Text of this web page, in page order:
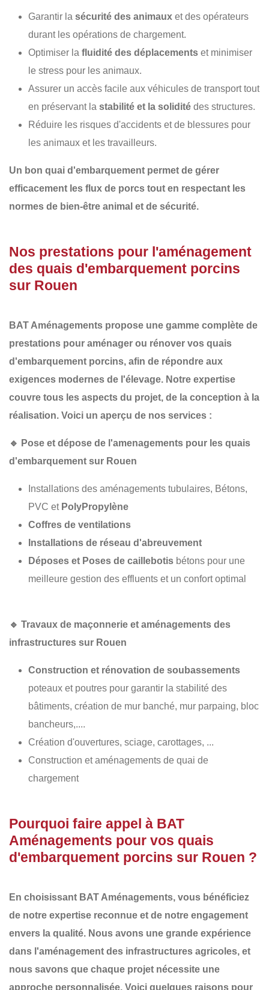
Garantir la sécurité des animaux et des opérateurs
durant les opérations de chargement.
Optimiser la fluidité des déplacements et minimiser
le stress pour les animaux.
Assurer un accès facile aux véhicules de transport tout
en préservant la stabilité et la solidité des structures.
Réduire les risques d'accidents et de blessures pour
les animaux et les travailleurs.
Un bon quai d'embarquement permet de gérer
efficacement les flux de porcs tout en respectant les
normes de bien-être animal et de sécurité.
Nos prestations pour l'aménagement
des quais d'embarquement porcins
sur Rouen
BAT Aménagements propose une gamme complète de
prestations pour aménager ou rénover vos quais
d'embarquement porcins, afin de répondre aux
exigences modernes de l'élevage. Notre expertise
couvre tous les aspects du projet, de la conception à la
réalisation. Voici un aperçu de nos services :
🔹 Pose et dépose de l'amenagements pour les quais
d'embarquement sur Rouen
Installations des aménagements tubulaires, Bétons,
PVC et PolyPropylène
Coffres de ventilations
Installations de réseau d'abreuvement
Déposes et Poses de caillebotis bétons pour une
meilleure gestion des effluents et un confort optimal
🔹 Travaux de maçonnerie et aménagements des
infrastructures sur Rouen
Construction et rénovation de soubassements
poteaux et poutres pour garantir la stabilité des
bâtiments, création de mur banché, mur parpaing, bloc
bancheurs,....
Création d'ouvertures, sciage, carottages, ...
Construction et aménagements de quai de
chargement
Pourquoi faire appel à BAT
Aménagements pour vos quais
d'embarquement porcins sur Rouen ?
En choisissant BAT Aménagements, vous bénéficiez
de notre expertise reconnue et de notre engagement
envers la qualité. Nous avons une grande expérience
dans l'aménagement des infrastructures agricoles, et
nous savons que chaque projet nécessite une
approche personnalisée. Voici quelques raisons pour